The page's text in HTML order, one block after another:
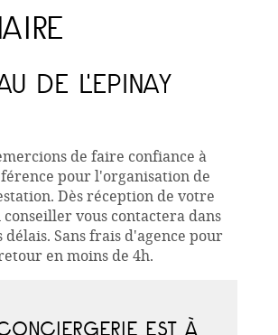
DE L'EPINAY
de faire confiance à
pour l'organisation de
Dès réception de votre
vous contactera dans
Sans frais d'agence pour
en moins de 4h.
EST À